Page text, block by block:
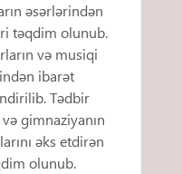
əsərlərindən
təqdim olunub.
və musiqi
ibarət
Tədbir
gimnaziyanın
əks etdirən
olunub.